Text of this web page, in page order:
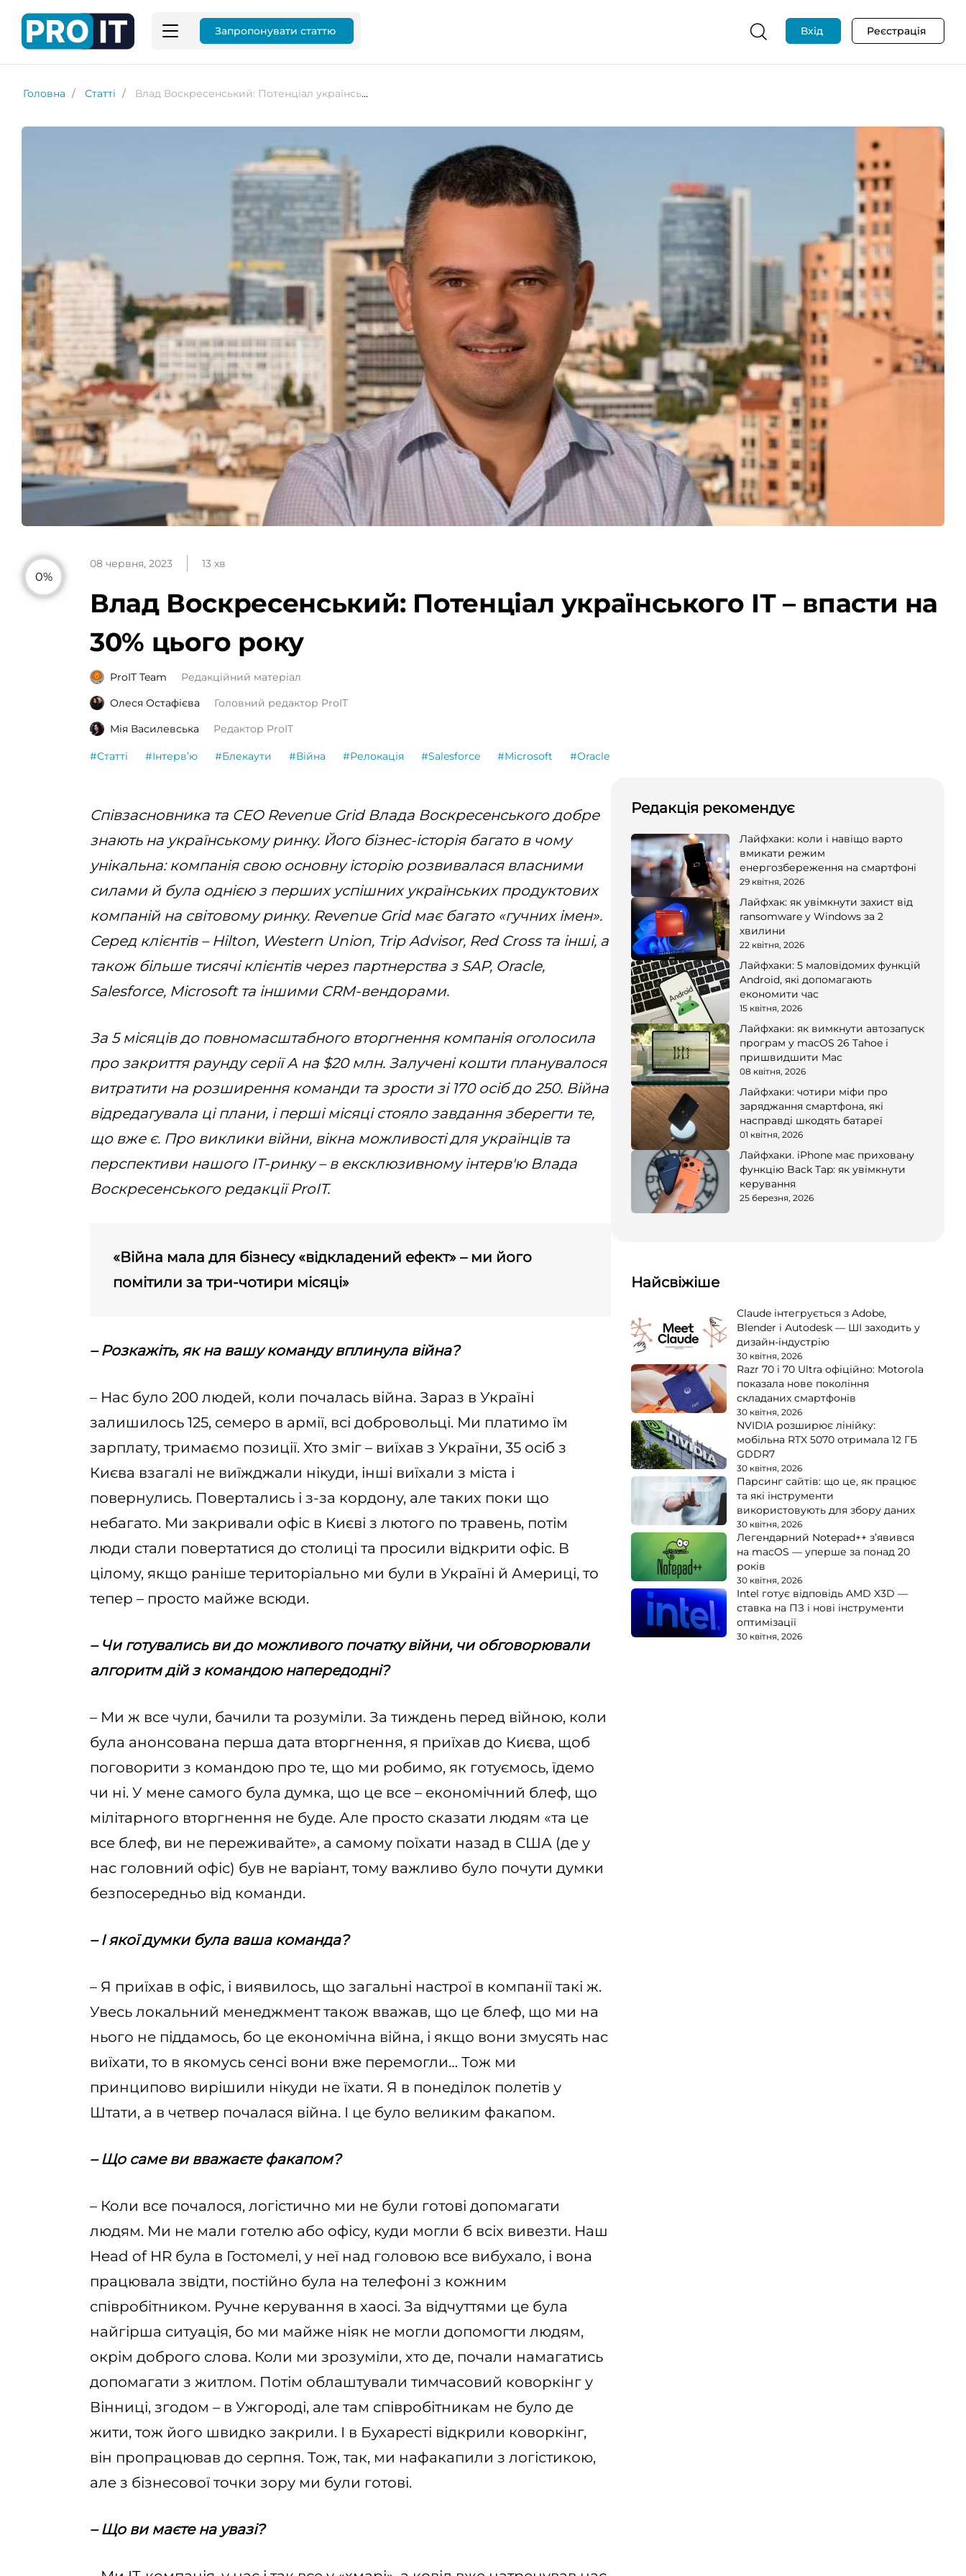
Запропонувати статтю Вхід Реєстрація
Головна Статті Влад Воскресенський: Потенціал українського ІТ – впасти на 30% цього року
0%
08 червня, 2023 13 хв
Влад Воскресенський: Потенціал українського ІТ – впасти на
30% цього року
ProIT Team
Редакційний матеріал
Олеся Остафієва
Головний редактор ProIT
Мія Василевська
Редактор ProIT
#Статті #Інтервʼю #Блекаути #Війна #Релокація #Salesforce #Microsoft #Oracle
Співзасновника та СЕО Revenue Grid Влада Воскресенського добре
знають на українському ринку. Його бізнес-історія багато в чому
унікальна: компанія свою основну історію розвивалася власними
силами й була однією з перших успішних українських продуктових
компаній на світовому ринку. Revenue Grid має багато «гучних імен».
Серед клієнтів – Hilton, Western Union, Trip Advisor, Red Cross та інші, а
також більше тисячі клієнтів через партнерства з SAP, Oracle,
Salesforce, Microsoft та іншими CRM-вендорами.
За 5 місяців до повномасштабного вторгнення компанія оголосила
про закриття раунду серії А на $20 млн. Залучені кошти планувалося
витратити на розширення команди та зрости зі 170 осіб до 250. Війна
відредагувала ці плани, і перші місяці стояло завдання зберегти те,
що вже є. Про виклики війни, вікна можливості для українців та
перспективи нашого ІТ-ринку – в ексклюзивному інтерв'ю Влада
Воскресенського редакції ProIT.
«Війна мала для бізнесу «відкладений ефект» – ми його
помітили за три-чотири місяці»
– Розкажіть, як на вашу команду вплинула війна?
– Нас було 200 людей, коли почалась війна. Зараз в Україні
залишилось 125, семеро в армії, всі добровольці. Ми платимо їм
зарплату, тримаємо позиції. Хто зміг – виїхав з України, 35 осіб з
Києва взагалі не виїжджали нікуди, інші виїхали з міста і
повернулись. Повертались і з-за кордону, але таких поки що
небагато. Ми закривали офіс в Києві з лютого по травень, потім
люди стали повертатися до столиці та просили відкрити офіс. В
цілому, якщо раніше територіально ми були в Україні й Америці, то
тепер – просто майже всюди.
– Чи готувались ви до можливого початку війни, чи обговорювали
алгоритм дій з командою напередодні?
– Ми ж все чули, бачили та розуміли. За тиждень перед війною, коли
була анонсована перша дата вторгнення, я приїхав до Києва, щоб
поговорити з командою про те, що ми робимо, як готуємось, їдемо
чи ні. У мене самого була думка, що це все – економічний блеф, що
мілітарного вторгнення не буде. Але просто сказати людям «та це
все блеф, ви не переживайте», а самому поїхати назад в США (де у
нас головний офіс) був не варіант, тому важливо було почути думки
безпосередньо від команди.
– І якої думки була ваша команда?
– Я приїхав в офіс, і виявилось, що загальні настрої в компанії такі ж.
Увесь локальний менеджмент також вважав, що це блеф, що ми на
нього не піддамось, бо це економічна війна, і якщо вони змусять нас
виїхати, то в якомусь сенсі вони вже перемогли… Тож ми
принципово вирішили нікуди не їхати. Я в понеділок полетів у
Штати, а в четвер почалася війна. І це було великим факапом.
– Що саме ви вважаєте факапом?
– Коли все почалося, логістично ми не були готові допомагати
людям. Ми не мали готелю або офісу, куди могли б всіх вивезти. Наш
Head of HR була в Гостомелі, у неї над головою все вибухало, і вона
працювала звідти, постійно була на телефоні з кожним
співробітником. Ручне керування в хаосі. За відчуттями це була
найгірша ситуація, бо ми майже ніяк не могли допомогти людям,
окрім доброго слова. Коли ми зрозуміли, хто де, почали намагатись
допомагати з житлом. Потім облаштували тимчасовий коворкінг у
Вінниці, згодом – в Ужгороді, але там співробітникам не було де
жити, тож його швидко закрили. І в Бухаресті відкрили коворкінг,
він пропрацював до серпня. Тож, так, ми нафакапили з логістикою,
але з бізнесової точки зору ми були готові.
– Що ви маєте на увазі?
Редакція рекомендує
Лайфхаки: коли і навіщо варто
вмикати режим
енергозбереження на смартфоні
29 квітня, 2026
Лайфхак: як увімкнути захист від
ransomware у Windows за 2
хвилини
22 квітня, 2026
Лайфхаки: 5 маловідомих функцій
Android, які допомагають
економити час
15 квітня, 2026
Лайфхаки: як вимкнути автозапуск
програм у macOS 26 Tahoe і
пришвидшити Mac
08 квітня, 2026
Лайфхаки: чотири міфи про
заряджання смартфона, які
насправді шкодять батареї
01 квітня, 2026
Лайфхаки. iPhone має приховану
функцію Back Tap: як увімкнути
керування
25 березня, 2026
Найсвіжіше
Claude інтегрується з Adobe,
Blender і Autodesk — ШІ заходить у
дизайн-індустрію
30 квітня, 2026
Razr 70 і 70 Ultra офіційно: Motorola
показала нове покоління
складаних смартфонів
30 квітня, 2026
NVIDIA розширює лінійку:
мобільна RTX 5070 отримала 12 ГБ
GDDR7
30 квітня, 2026
Парсинг сайтів: що це, як працює
та які інструменти
використовують для збору даних
30 квітня, 2026
Легендарний Notepad++ з’явився
на macOS — уперше за понад 20
років
30 квітня, 2026
Intel готує відповідь AMD X3D —
ставка на ПЗ і нові інструменти
оптимізації
30 квітня, 2026